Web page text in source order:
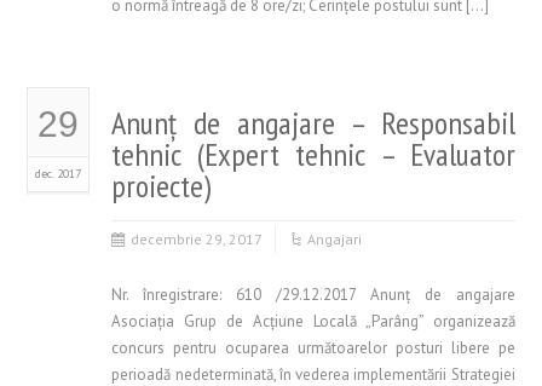
o normă întreagă de 8 ore/zi; Cerinţele postului sunt […]
29
dec. 2017
Anunţ de angajare – Responsabil
tehnic (Expert tehnic – Evaluator
proiecte)
decembrie 29, 2017 Angajari
Nr. înregistrare: 610 /29.12.2017 Anunţ de angajare
Asociaţia Grup de Acţiune Locală „Parâng” organizează
concurs pentru ocuparea următoarelor posturi libere pe
perioadă nedeterminată, în vederea implementării Strategiei